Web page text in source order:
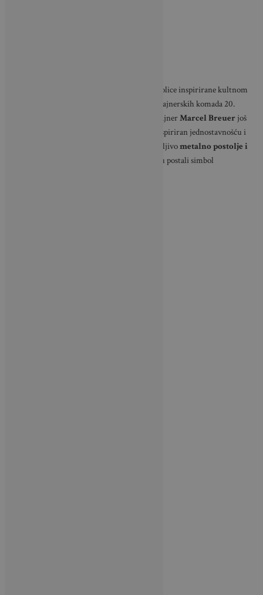
Među brojnim modelima posebno se ističu stolice inspirirane kultnom
, jednim od najpoznatijih dizajnerskih komada 20.
stoljeća. Ovaj model osmislio je arhitekt i dizajnerMarcel Breuerjoš
krajem dvadesetih godina prošlog stoljeća, inspiriran jednostavnošću i
funkcionalnošću Bauhaus pokreta. Prepoznatljivometalno postolje i
na sjedištu ili naslonu ubrzo su postali simbol